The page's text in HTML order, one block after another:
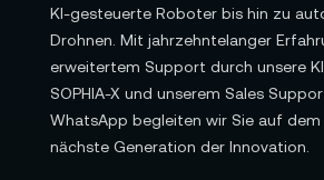
KI-gesteuerte Roboter bis hin zu
Drohnen. Mit jahrzehntelanger
erweitertem Support durch unsere
SOPHIA-X und unserem Sales
WhatsApp begleiten wir Sie auf dem
nächste Generation der Innovation.